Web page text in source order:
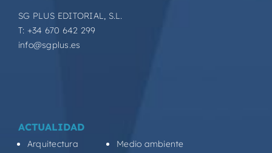
SG PLUS EDITORIAL, S.L.
T: +34 670 642 299
info@sgplus.es
ACTUALIDAD
Arquitectura
Medio ambiente